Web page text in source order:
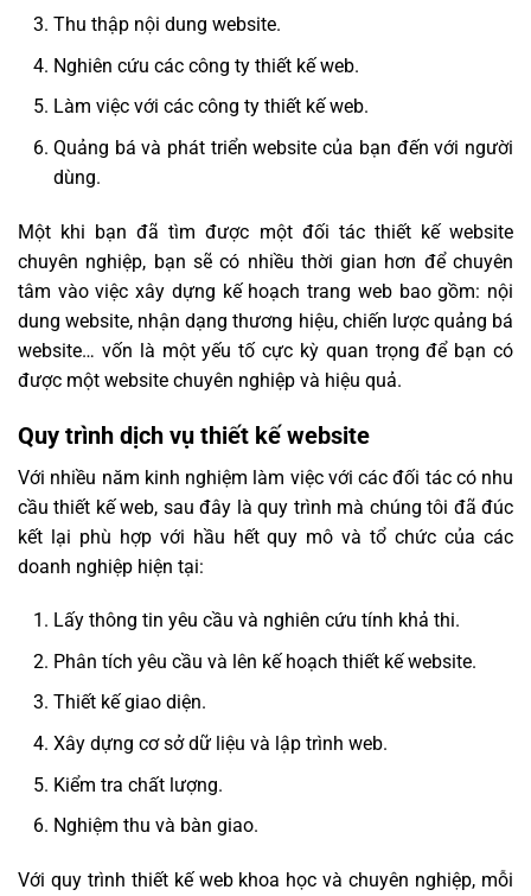
Thu thập nội dung website.
Nghiên cứu các công ty thiết kế web.
Làm việc với các công ty thiết kế web.
Quảng bá và phát triển website của bạn đến với người
dùng.
Một khi bạn đã tìm được một đối tác thiết kế website
chuyên nghiệp, bạn sẽ có nhiều thời gian hơn để chuyên
tâm vào việc xây dựng kế hoạch trang web bao gồm: nội
dung website, nhận dạng thương hiệu, chiến lược quảng bá
website… vốn là một yếu tố cực kỳ quan trọng để bạn có
được một website chuyên nghiệp và hiệu quả.
Quy trình dịch vụ thiết kế website
Với nhiều năm kinh nghiệm làm việc với các đối tác có nhu
cầu thiết kế web, sau đây là quy trình mà chúng tôi đã đúc
kết lại phù hợp với hầu hết quy mô và tổ chức của các
doanh nghiệp hiện tại:
Lấy thông tin yêu cầu và nghiên cứu tính khả thi.
Phân tích yêu cầu và lên kế hoạch thiết kế website.
Thiết kế giao diện.
Xây dựng cơ sở dữ liệu và lập trình web.
Kiểm tra chất lượng.
Nghiệm thu và bàn giao.
Với quy trình thiết kế web khoa học và chuyên nghiệp, mỗi